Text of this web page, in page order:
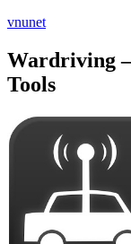
vnunet
Wardriving
Tools